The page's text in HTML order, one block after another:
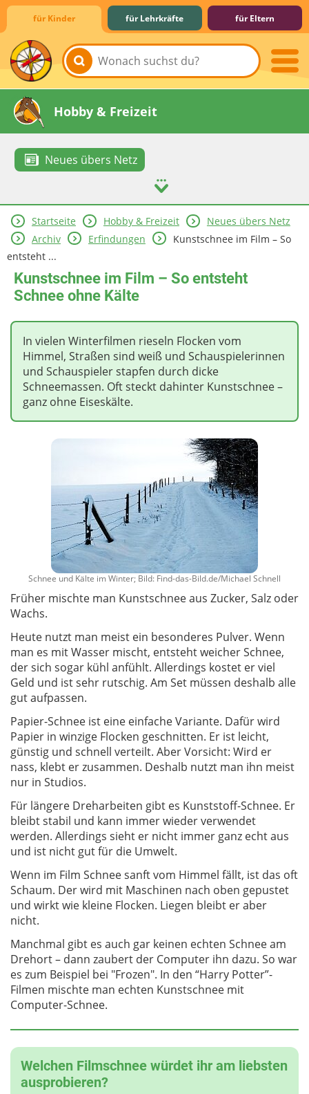
für Kinder für Lehrkräfte für Eltern
Lernen & Schule
Hobby & Freizeit
Neues übers Netz
Spiel & Spaß
Mitreden & Mitmachen
Startseite Hobby & Freizeit
Neues übers Netz
Archiv
Erfindungen
Kunstschnee im Film – So
entsteht ...
Kunstschnee im Film – So entsteht
Schnee ohne Kälte
In vielen Winterfilmen rieseln Flocken vom
Himmel, Straßen sind weiß und Schauspielerinnen
und Schauspieler stapfen durch dicke
Schneemassen. Oft steckt dahinter Kunstschnee –
ganz ohne Eiseskälte.
Schnee und Kälte im Winter; Bild: Find-das-Bild.de/Michael Schnell
Früher mischte man Kunstschnee aus Zucker, Salz oder
Wachs.
Heute nutzt man meist ein besonderes Pulver. Wenn
man es mit Wasser mischt, entsteht weicher Schnee,
der sich sogar kühl anfühlt. Allerdings kostet er viel
Geld und ist sehr rutschig. Am Set müssen deshalb alle
gut aufpassen.
Papier-Schnee ist eine einfache Variante. Dafür wird
Papier in winzige Flocken geschnitten. Er ist leicht,
günstig und schnell verteilt. Aber Vorsicht: Wird er
nass, klebt er zusammen. Deshalb nutzt man ihn meist
nur in Studios.
Für längere Dreharbeiten gibt es Kunststoff-Schnee. Er
bleibt stabil und kann immer wieder verwendet
werden. Allerdings sieht er nicht immer ganz echt aus
und ist nicht gut für die Umwelt.
Wenn im Film Schnee sanft vom Himmel fällt, ist das oft
Schaum. Der wird mit Maschinen nach oben gepustet
und wirkt wie kleine Flocken. Liegen bleibt er aber
nicht.
Manchmal gibt es auch gar keinen echten Schnee am
Drehort – dann zaubert der Computer ihn dazu. So war
es zum Beispiel bei "Frozen". In den “Harry Potter”-
Filmen mischte man echten Kunstschnee mit
Computer-Schnee.
Welchen Filmschnee würdet ihr am liebsten
ausprobieren?